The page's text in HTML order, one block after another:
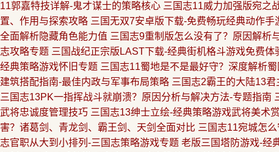
11郭嘉特技详解-鬼才谋士的策略核心 三国志11威力加强版宛之
置、作用与探索攻略 三国无双7安卓版下载-免费畅玩经典动作手
全面解析隐藏角色能力值 三国志9重制版怎么没有了？原因解析
志攻略专题 三国战纪正宗版LAST下载-经典街机格斗游戏免费体
经典策略游戏怀旧专题 三国志11蜀地是不是最好守？深度解析
建筑搭配指南-最佳内政与军事布局策略 三国志2霸王的大陆13
三国志13PK一指挥战斗就崩溃？原因分析与解决方法-专题指南
武将忠诚度管理技巧 三国志13绅士立绘-经典策略游戏武将美术
害？诸葛剑、青龙剑、霸王剑、天剑全面对比 三国志11宛城怎
志官职从大到小排列-三国志策略游戏专题 老版三国塔防游戏-经